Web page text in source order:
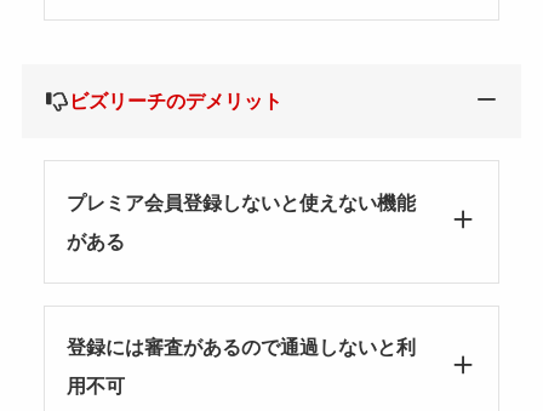
ビズリーチのデメリット
プレミア会員登録しないと使えない機能
がある
登録には審査があるので通過しないと利
用不可